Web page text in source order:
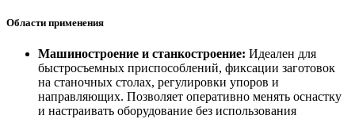
Области применения
Машиностроение и станкостроение: Идеален для
быстросъемных приспособлений, фиксации заготовок
на станочных столах, регулировки упоров и
направляющих. Позволяет оперативно менять оснастку
и настраивать оборудование без использования